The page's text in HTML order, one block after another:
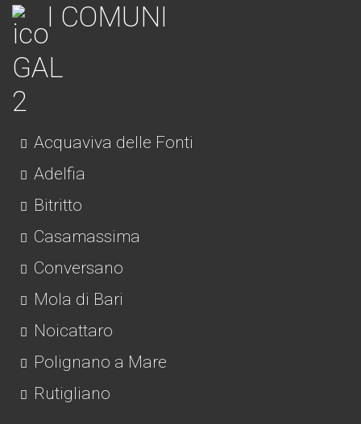
I COMUNI
Acquaviva delle Fonti
Adelfia
Bitritto
Casamassima
Conversano
Mola di Bari
Noicattaro
Polignano a Mare
Rutigliano